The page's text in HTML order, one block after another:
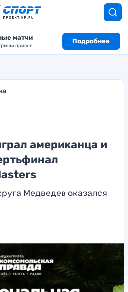
матчи
призов
Подробнее
американца и
Медведев оказался